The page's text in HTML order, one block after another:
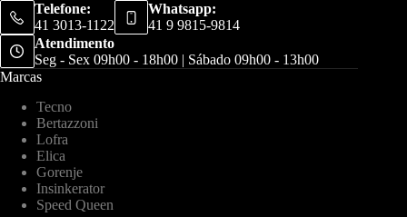
Telefone:
41 3013-1122
Whatsapp:
41 9 9815-9814
Atendimento
Seg - Sex 09h00 - 18h00 | Sábado 09h00 - 13h00
Marcas
Tecno
Bertazzoni
Lofra
Elica
Gorenje
Insinkerator
Speed Queen